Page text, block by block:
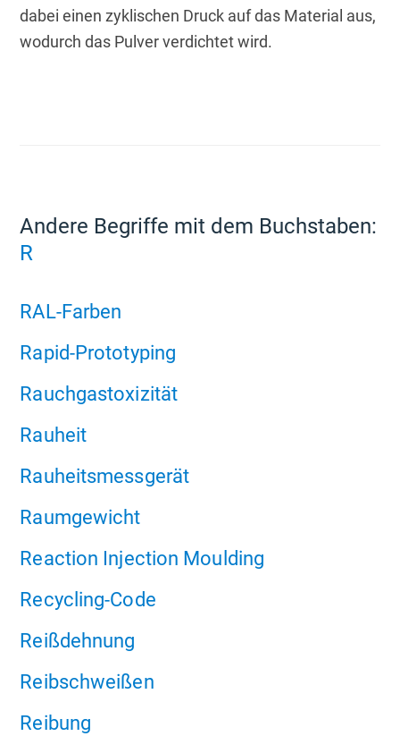
dabei einen zyklischen Druck auf das Material aus,
wodurch das Pulver verdichtet wird.
Andere Begriffe mit dem Buchstaben:
R
RAL-Farben
Rapid-Prototyping
Rauchgastoxizität
Rauheit
Rauheitsmessgerät
Raumgewicht
Reaction Injection Moulding
Recycling-Code
Reißdehnung
Reibschweißen
Reibung